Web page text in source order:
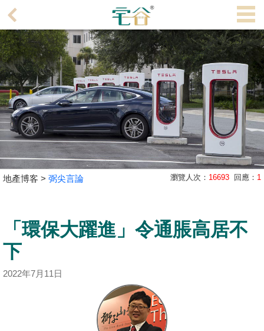
理
主
頁
搵
樓/
成
交
業
主
宅
谷
按
地產博客 > 弼尖言論 瀏覽人次： 16693 回應： 1
「環保大躍進」令通脹高居不
下
2022年7月11日